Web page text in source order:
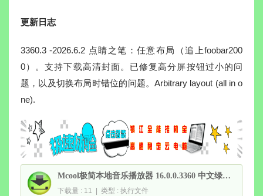
更新日志
3360.3 -2026.6.2 点睛之笔：任意布局（追上foobar200
0）。支持下载高清封面。已修复高分屏按钮过小的问
题，以及切换布局时错位的问题。Arbitrary layout (all in o
ne).
Mcool极简本地音乐播放器 16.0.0.3360 中文绿色版(07.18)
下载量 : 11 | 类型 : 执行文件